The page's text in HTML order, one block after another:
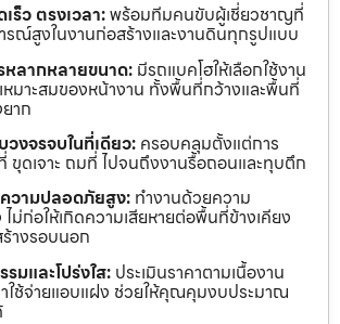
ร็ว ตรงเวลา:พร้อมทีมคนขับผู้เชี่ยวชาญที่
รณ์สูงในงานก่อสร้างและงานดินทุกรูปแบบ
หลากหลายขนาด: มีรถแบคโฮให้เลือกใช้งาน
หมาะสมของหน้างาน ทั้งพื้นที่กว้างและพื้นที่
าก
วงจรจบในที่เดียว: ครอบคลุมตั้งแต่การ
ขุดเจาะ ถมที่ ไปจนถึงงานรื้อถอนและทุบตึก
วามปลอดภัยสูง:ทำงานด้วยความ
ไม่ก่อให้เกิดความเสียหายต่อพื้นที่ข้างเคียง
างรอบนอก
มและโปร่งใส: ประเมินราคาตามเนื้องาน
ใช้จ่ายแอบแฝง ช่วยให้คุณคุมงบประมาณ